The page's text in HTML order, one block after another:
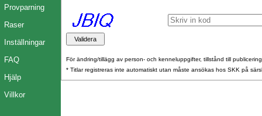
Provparning
Raser
Inställningar
FAQ
Hjälp
Villkor
För ändring/tillägg av person- och kenneluppgifter, tillstånd till
* Titlar registreras inte automatiskt utan måste ansökas hos SKK på